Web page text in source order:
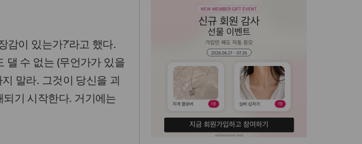
이 있는가?’라고 했다.
댈 수 없는 (무언가가 있을
말라. 그것이 당신을 괴
기 시작한다. 거기에는